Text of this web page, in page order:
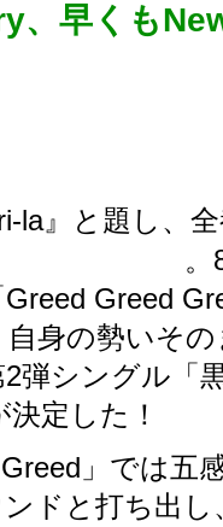
、早くも
la』と題し、
。
Greed
身の勢いそ
弾シングル「
定した！
」では五
ドと打ち出